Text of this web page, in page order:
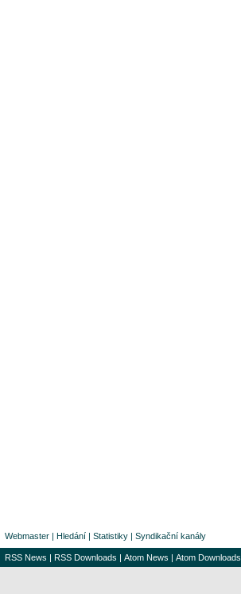
Webmaster | Hledání | Statistiky | Syndikační kanály
RSS News | RSS Downloads | Atom News | Atom Downloads